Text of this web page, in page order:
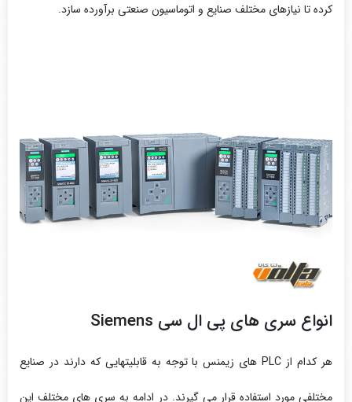
کرده تا نیازهای مختلف صنایع و اتوماسیون صنعتی برآورده سازد.
انواع سری های پی ال سی Siemens
هر کدام از PLC های زیمنس با توجه به قابلیتهایی که دارند در صنایع
مختلفی مورد استفاده قرار می گیرند. در ادامه به سری های مختلف این